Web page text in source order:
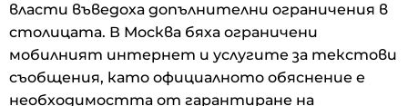
власти въведоха допълнителни ограничения в
столицата. В Москва бяха ограничени
мобилният интернет и услугите за текстови
съобщения, като официалното обяснение е
необходимостта от гарантиране на